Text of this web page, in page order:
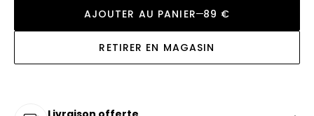
AJOUTER AU PANIER 89 €
RETIRER EN MAGASIN